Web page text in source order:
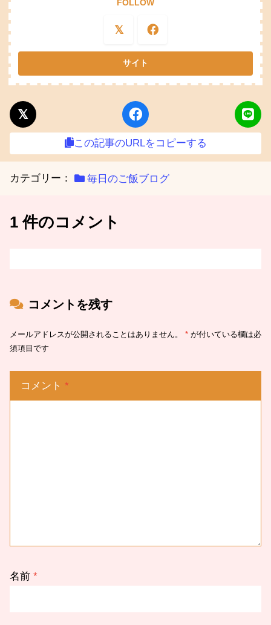
FOLLOW
この記事のURLをコピーする
カテゴリー： 毎日のご飯ブログ
1 件のコメント
コメントを残す
メールアドレスが公開されることはありません。 * が付いている欄は必
須項目です
コメント *
名前 *